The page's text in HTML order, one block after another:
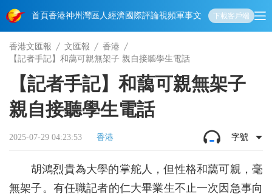
首頁香港神州 灣區人經濟國際評論視頻軍事文化 娛樂生活教育體
下載客戶端
香港文匯報 文匯報
香港
【記者手記】和藹可親無架子 親自接聽學生電話
【記者手記】和藹可親無架子
親自接聽學生電話
2025-07-29 04:23:53 香港 字號
胡鴻烈貴為大學的掌舵人，但性格和藹可親，毫
無架子。有任職記者的仁大畢業生不止一次因急事向